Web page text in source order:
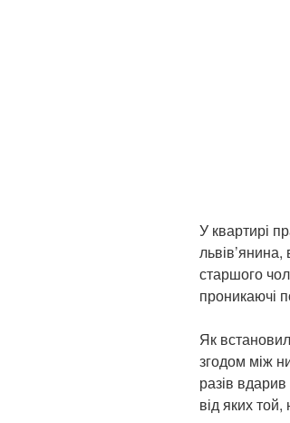
У квартирі
старшого
проникаючі
Як
згодом між
разів
від яких